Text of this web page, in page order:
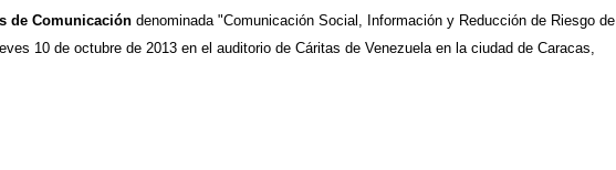
de Comunicación denominada "Comunicación Social, Información y Reducción de Riesgo de
10 de octubre de 2013 en el auditorio de Cáritas de Venezuela en la ciudad de Caracas,